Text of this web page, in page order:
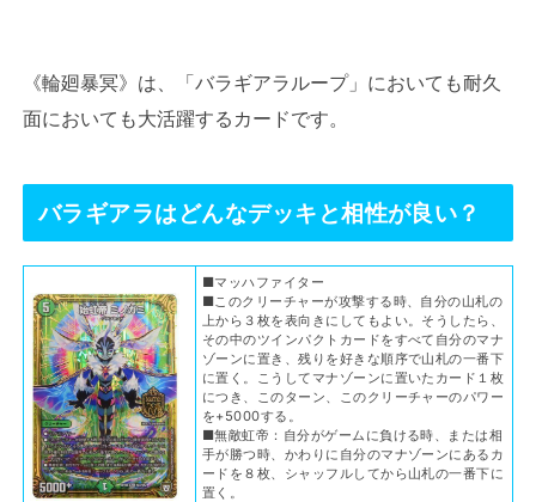
《輪廻暴冥》は、「バラギアラループ」においても耐久
面においても大活躍するカードです。
バラギアラはどんなデッキと相性が良い？
■マッハファイター
■このクリーチャーが攻撃する時、自分の山札の
上から３枚を表向きにしてもよい。そうしたら、
その中のツインパクトカードをすべて自分のマナ
ゾーンに置き、残りを好きな順序で山札の一番下
に置く。こうしてマナゾーンに置いたカード１枚
につき、このターン、このクリーチャーのパワー
を+5000する。
■無敵虹帝：自分がゲームに負ける時、または相
手が勝つ時、かわりに自分のマナゾーンにあるカ
ードを８枚、シャッフルしてから山札の一番下に
置く。